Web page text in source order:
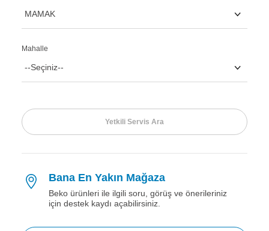
Mahalle
Bana En Yakın Mağaza
Beko ürünleri ile ilgili soru, görüş ve önerileriniz
için destek kaydı açabilirsiniz.